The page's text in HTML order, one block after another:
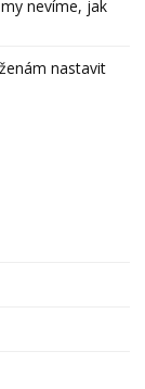
nevíme, jak
nastavit